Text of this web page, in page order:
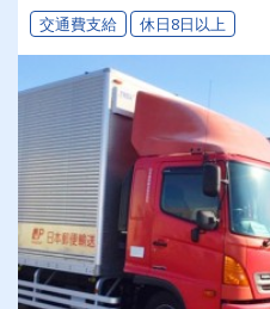
交通費支給 休日8日以上